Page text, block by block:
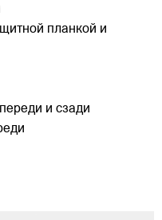
планкой и
и сзади